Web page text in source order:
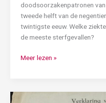
doodsoorzakenpatronen
tweede helft van de
twintigste eeuw. Welke
de meeste sterfgevallen?
Meer lezen »